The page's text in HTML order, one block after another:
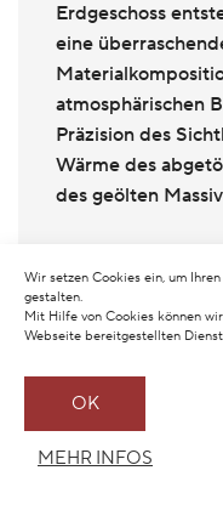
Wir setzen Cookies ein, um
gestalten.
Mit Hilfe von Cookies können
Webseite bereitgestellten
OK
MEHR INFOS
Erdgeschoss
eine
atmosphärischen
Präzision des
Wärme des
des geölten